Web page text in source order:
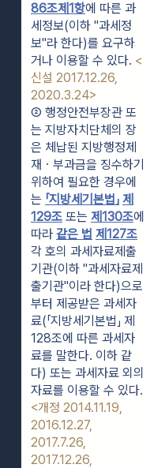
86조제1항에 따른 과
세정보(이하 "과세정
보"라 한다)를 요구하
거나 이용할 수 있다. <
신설 2017.12.26,
2020.3.24>
② 행정안전부장관 또
는 지방자치단체의 장
은 체납된 지방행정제
재ㆍ부과금을 징수하기
위하여 필요한 경우에
는 「지방세기본법」 제
129조 또는 제130조에
따라 같은 법 제127조
각 호의 과세자료제출
기관(이하 "과세자료제
출기관"이라 한다)으로
부터 제공받은 과세자
료(「지방세기본법」 제
128조에 따른 과세자
료를 말한다. 이하 같
다) 또는 과세자료 외의
<개정 2014.11.19,
2016.12.27,
2017.7.26,
2017.12.26,